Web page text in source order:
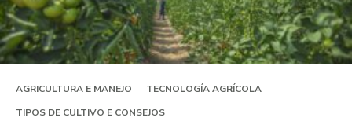
AGRICULTURA E MANEJO
TECNOLOGÍA AGRÍCOLA
TIPOS DE CULTIVO E CONSEJOS